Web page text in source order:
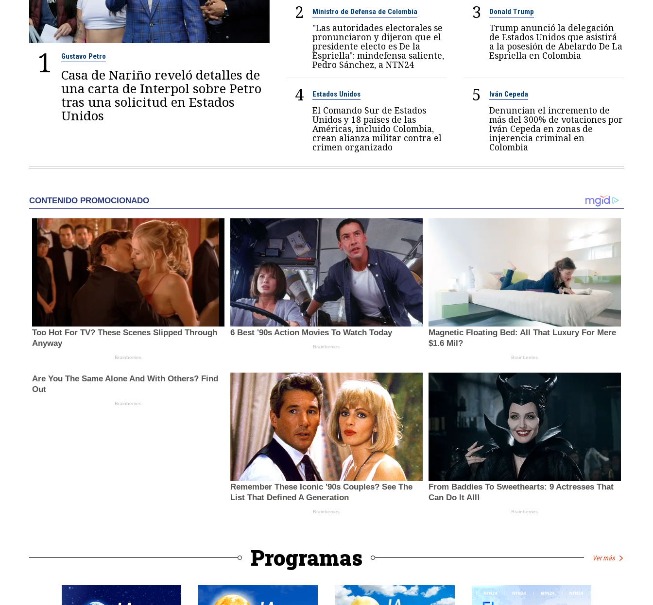
1 Gustavo Petro
Casa de Nariño reveló detalles de
una carta de Interpol sobre Petro
tras una solicitud en Estados
Unidos
2 Ministro de Defensa de Colombia
"Las autoridades electorales se
pronunciaron y dijeron que el
presidente electo es De la
Espriella": mindefensa saliente,
Pedro Sánchez, a NTN24
3 Donald Trump
Trump anunció la delegación
de Estados Unidos que asistirá
a la posesión de Abelardo De La
Espriella en Colombia
4 Estados Unidos
El Comando Sur de Estados
Unidos y 18 países de las
Américas, incluido Colombia,
crean alianza militar contra el
crimen organizado
5 Iván Cepeda
Denuncian el incremento de
más del 300% de votaciones por
Iván Cepeda en zonas de
injerencia criminal en
Colombia
Programas Ver más